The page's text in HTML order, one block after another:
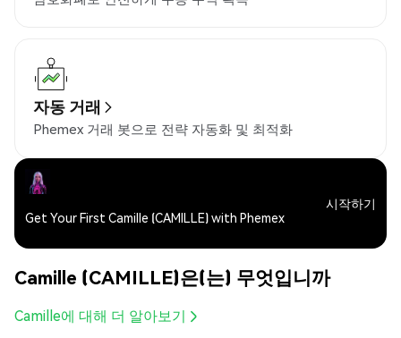
자동 거래
Phemex 거래 봇으로 전략 자동화 및 최적화
Get Your First Camille (CAMILLE) with Phemex
시작하기
Camille (CAMILLE)은(는) 무엇입니까
Camille에 대해 더 알아보기